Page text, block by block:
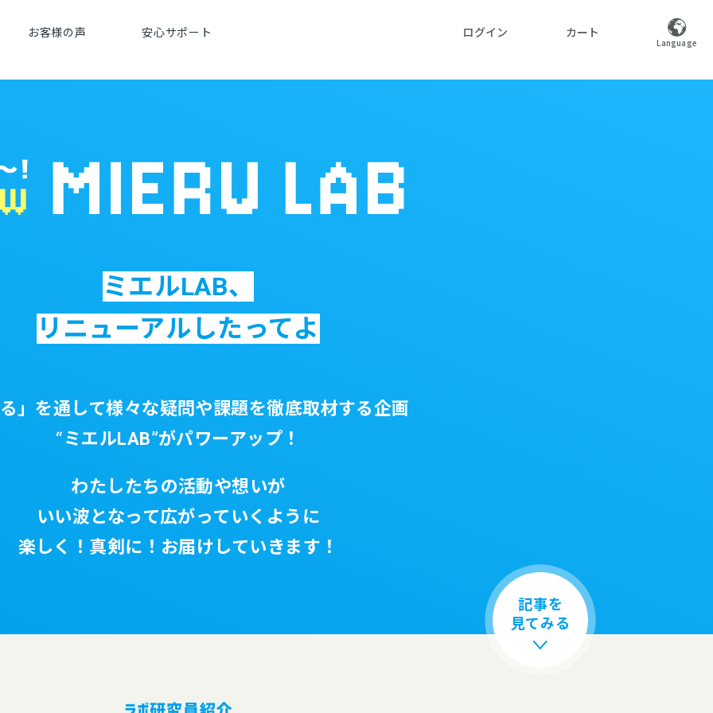
お客様の声 安心サポート ログイン カート
Language
ミエルLAB、
リニューアルしたってよ
」を通して様々な疑問や課題を徹底取材する企画
“ミエルLAB”がパワーアップ！
わたしたちの活動や想いが
いい波となって広がっていくように
楽しく！真剣に！お届けしていきます！
記事を
見てみる